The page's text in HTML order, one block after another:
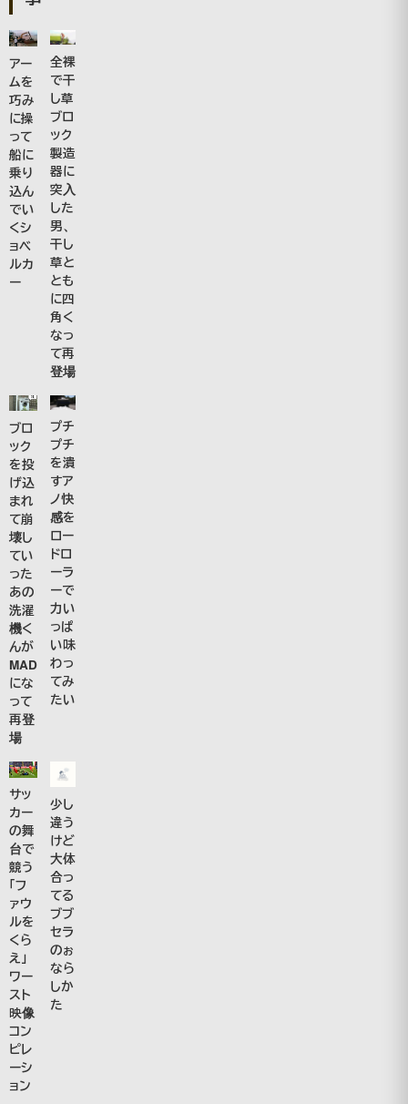
アー
ムを
巧み
に操
って
船に
乗り
込ん
でい
くシ
ョベ
ルカ
ー
全裸
で干
し草
ブロ
ック
製造
器に
突入
した
男、
干し
草と
とも
に四
角く
なっ
て再
登場
ブロ
ック
を投
げ込
まれ
て崩
壊し
てい
った
あの
洗濯
機く
んが
MAD
にな
って
再登
場
プチ
プチ
を潰
すア
ノ快
感を
ロー
ドロ
ーラ
ーで
力い
っぱ
い味
わっ
てみ
たい
サッ
カー
の舞
台で
競う
「フ
ァウ
ルを
くら
え」
ワー
スト
映像
コン
ピレ
ーシ
ョン
少し
違う
けど
大体
合っ
てる
ブブ
セラ
のぉ
なら
しか
た